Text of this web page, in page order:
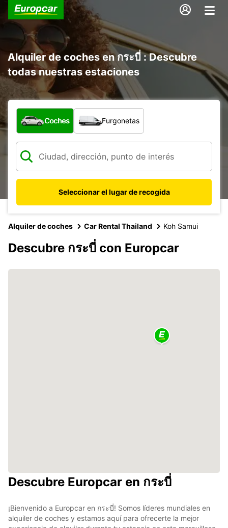
Alquiler de coches en กระบี่ : Descubre
todas nuestras estaciones
¿Qué tipo de vehículo?
Coches Furgonetas
Seleccionar el lugar de recogida
Alquiler de coches Car Rental Thailand Koh Samui
Descubre กระบี่ con Europcar
Descubre Europcar en กระบี่
¡Bienvenido a Europcar en กระบี่! Somos líderes mundiales en
alquiler de coches y estamos aquí para ofrecerte la mejor